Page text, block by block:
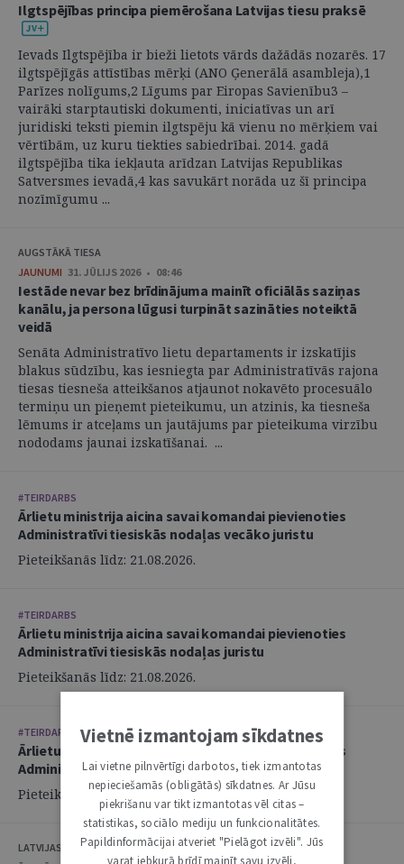
Ilgtspējības principa piemērošana Latvijas tiesu praksē
Ievads Ilgtspējība ir bieži lietots vārds dažādās nozarēs. 17
ilgtspējīgās attīstības mērķi (ANO Ģenerālā asambleja),1
Parīzes nolīgums,2 Līgums par Eiropas Savienību3 –
vairāki starptautiski dokumenti, iniciatīvas un arī
juridiski teksti piemin ilgtspēju kā vienu no mērķiem vai
vērtībām, uz kuru tiekties sabiedrībai. 2014. gadā
ilgtspējība tika iekļauta arīdzan Latvijas Republikas
Satversmes ievadā,4 kas savukārt norāda uz šī principa
nozīmīgumu ...
AUGSTĀKĀ TIESA
JAUNUMI 31. JŪLIJS 2026 • 08:46
Iestāde nevar bez brīdinājuma mainīt oficiālās saziņas
kanālu, ja persona lūgusi turpināt sazināties noteiktā
veidā
Senāta Administratīvo lietu departaments ir izskatījis
blakus sūdzību, kas iesniegta par Administratīvās rajona
tiesas tiesneša atteikšanos atjaunot nokavēto procesuālo
termiņu un pieņemt pieteikumu, un atzinis, ka tiesneša
lēmums ir atceļams un jautājums par pieteikuma virzību
nododams jaunai izskatīšanai. ...
#TEIRDARBS
Ārlietu ministrija aicina savai komandai pievienoties
Administratīvi tiesiskās nodaļas vecāko juristu
Pieteikšanās līdz: 21.08.2026.
#TEIRDARBS
Ārlietu ministrija aicina savai komandai pievienoties
Administratīvi tiesiskās nodaļas juristu
Pieteikšanās līdz: 21.08.2026.
#TEIRDARBS
Ārlietu ministrija aicina savai komandai pievienoties
Administratīvi tiesiskās nodaļas juristu
Pieteikšanās līdz: 21.08.2026.
LATVIJAS ZVĒRINĀTU ADVOKĀTU PADOME
Vietnē izmantojam sīkdatnes
Lai vietne pilnvērtīgi darbotos, tiek izmantotas
nepieciešamās (obligātās) sīkdatnes. Ar Jūsu
piekrišanu var tikt izmantotas vēl citas –
statistikas, sociālo mediju un funkcionalitātes.
Papildinformācijai atveriet "Pielāgot izvēli". Jūs
varat jebkurā brīdī mainīt savu izvēli,